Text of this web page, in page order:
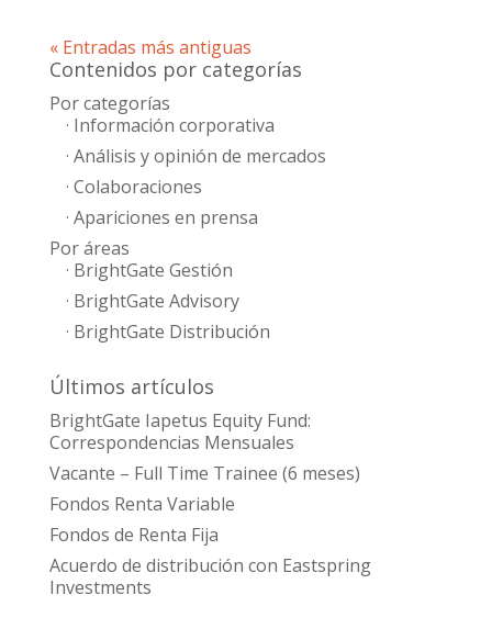
« Entradas más antiguas
Contenidos por categorías
Por categorías
· Información corporativa
· Análisis y opinión de mercados
· Colaboraciones
· Apariciones en prensa
Por áreas
· BrightGate Gestión
· BrightGate Advisory
· BrightGate Distribución
Últimos artículos
BrightGate Iapetus Equity Fund:
Correspondencias Mensuales
Vacante – Full Time Trainee (6 meses)
Fondos Renta Variable
Fondos de Renta Fija
Acuerdo de distribución con Eastspring
Investments